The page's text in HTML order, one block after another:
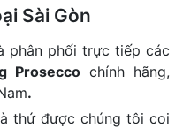
Sài Gòn
phân phối trực tiếp các
Prosecco chính hãng,
.
thứ được chúng tôi coi